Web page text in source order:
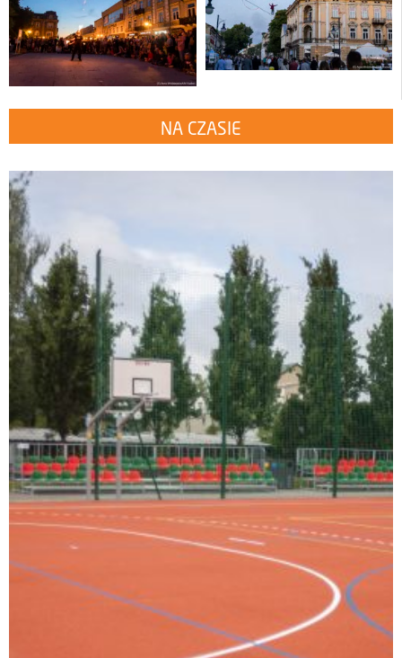
NA CZASIE